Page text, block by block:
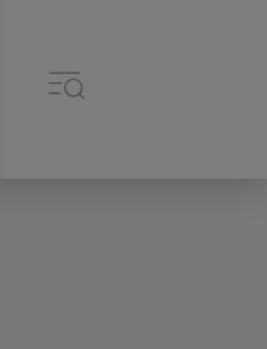
☰